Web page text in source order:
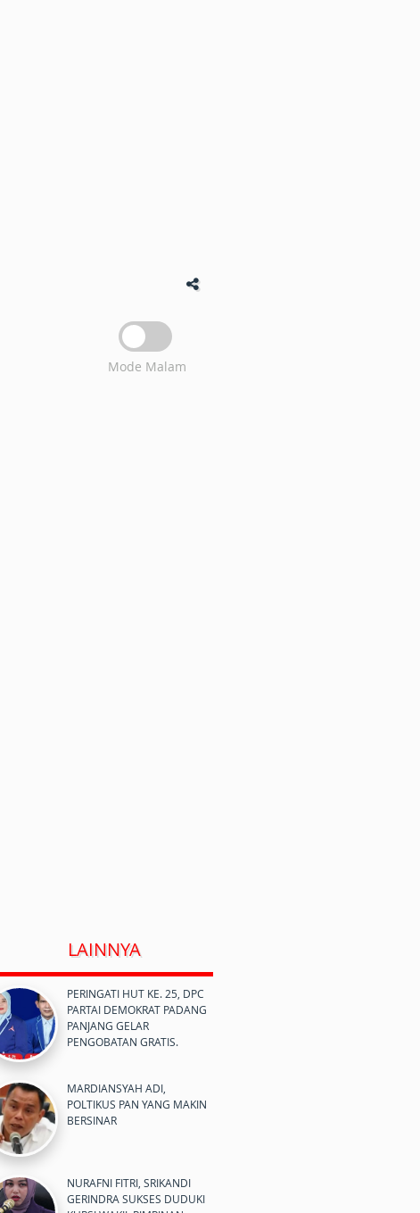
Mode Malam
LAINNYA
PERINGATI HUT KE. 25, DPC
PARTAI DEMOKRAT PADANG
PANJANG GELAR
PENGOBATAN GRATIS.
MARDIANSYAH ADI,
POLTIKUS PAN YANG MAKIN
BERSINAR
NURAFNI FITRI, SRIKANDI
GERINDRA SUKSES DUDUKI